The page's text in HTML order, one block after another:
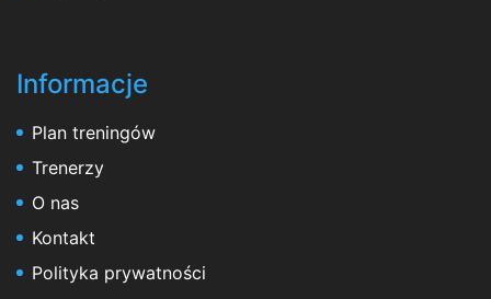
Informacje
Plan treningów
Trenerzy
O nas
Kontakt
Polityka prywatności